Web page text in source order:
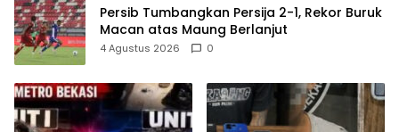
Persib Tumbangkan Persija 2-1, Rekor Buruk
Macan atas Maung Berlanjut
4 Agustus 2026 0